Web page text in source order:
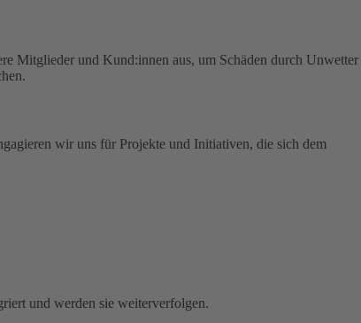
Mitglieder und Kund:innen aus, um Schäden durch Unwetter
wir uns für Projekte und Initiativen, die sich dem
und werden sie weiterverfolgen.